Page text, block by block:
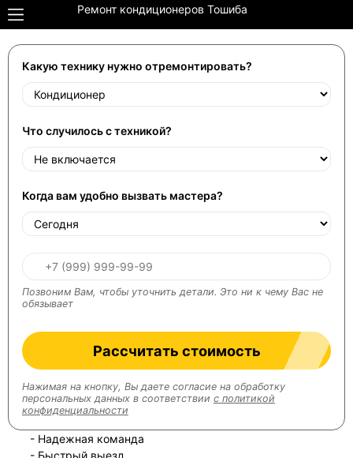
Ремонт кондиционеров Тошиба
Какую технику нужно отремонтировать?
Что случилось с техникой?
Когда вам удобно вызвать мастера?
Позвоним Вам, чтобы уточнить детали. Это ни к чему Вас не
обязывает
Рассчитать стоимость
Нажимая на кнопку, Вы даете согласие на обработку
персональных данных в соответствии с политикой
конфиденциальности
- Надежная команда
- Быстрый выезд